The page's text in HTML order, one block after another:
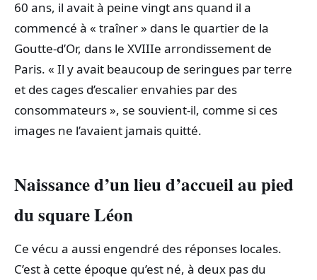
60 ans, il avait à peine vingt ans quand il a
commencé à « traîner » dans le quartier de la
Goutte-d’Or, dans le XVIIIe arrondissement de
Paris. « Il y avait beaucoup de seringues par terre
et des cages d’escalier envahies par des
consommateurs », se souvient-il, comme si ces
images ne l’avaient jamais quitté.
Naissance d’un lieu d’accueil au pied
dusquare Léon
Ce vécu a aussi engendré des réponses locales.
C’est à cette époque qu’est né, à deux pas du